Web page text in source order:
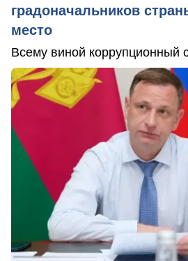
градоначальников
место
Всему виной коррупционный